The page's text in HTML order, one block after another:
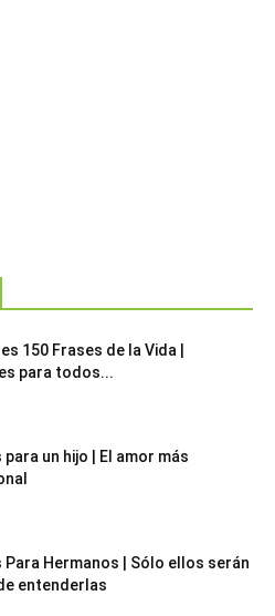
150 Frases de la Vida |
para todos...
para un hijo | El amor más
Para Hermanos | Sólo ellos serán
entenderlas